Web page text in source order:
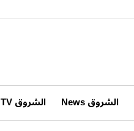
الشروق News الشروق TV